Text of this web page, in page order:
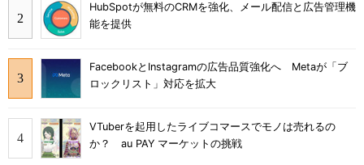
HubSpotが無料のCRMを強化、メール配信と広告管理機
能を提供
FacebookとInstagramの広告品質強化へ Metaが「ブ
ロックリスト」対応を拡大
VTuberを起用したライブコマースでモノは売れるの
か？ au PAY マーケットの挑戦